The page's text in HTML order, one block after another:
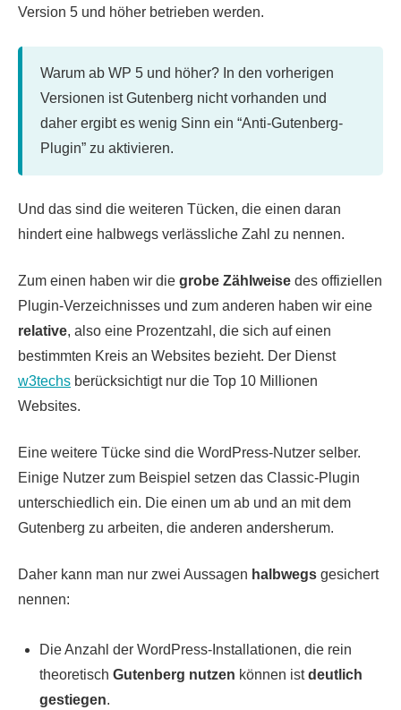
Version 5 und höher betrieben werden.
Warum ab WP 5 und höher? In den vorherigen
Versionen ist Gutenberg nicht vorhanden und
daher ergibt es wenig Sinn ein “Anti-Gutenberg-
Plugin” zu aktivieren.
Und das sind die weiteren Tücken, die einen daran
hindert eine halbwegs verlässliche Zahl zu nennen.
Zum einen haben wir die grobe Zählweise des offiziellen
Plugin-Verzeichnisses und zum anderen haben wir eine
relative, also eine Prozentzahl, die sich auf einen
bestimmten Kreis an Websites bezieht. Der Dienst
w3techs berücksichtigt nur die Top 10 Millionen
Websites.
Eine weitere Tücke sind die WordPress-Nutzer selber.
Einige Nutzer zum Beispiel setzen das Classic-Plugin
unterschiedlich ein. Die einen um ab und an mit dem
Gutenberg zu arbeiten, die anderen andersherum.
Daher kann man nur zwei Aussagen halbwegs gesichert
nennen:
Die Anzahl der WordPress-Installationen, die rein
theoretisch Gutenberg nutzen können istdeutlich
gestiegen.